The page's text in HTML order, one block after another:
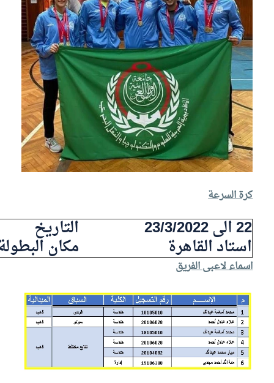
كرة السرعة
22 الى 23/3/2022 التاريخ
استاد القاهرة مكان
اسماء لاعبى الفريق